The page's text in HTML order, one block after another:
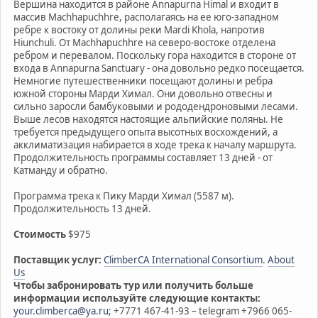
Вершина находится в районе Annapurna Himal и входит в
массив Machhapuchhre, располагаясь на ее юго-западном
ребре к востоку от долины реки Mardi Khola, напротив
Hiunchuli. От Machhapuchhre на северо-востоке отделена
ребром и перевалом. Поскольку гора находится в стороне от
входа в Annapurna Sanctuary - она довольно редко посещается.
Немногие путешественники посещают долины и ребра
южной стороны Марди Химал. Они довольно отвесны и
сильно заросли бамбуковыми и рододендроновыми лесами.
Выше лесов находятся настоящие альпийские поляны. Не
требуется предыдущего опыта высотных восхождений, а
акклиматизация набирается в ходе трека к началу маршрута.
Продолжительность программы составляет 13 дней - от
Катманду и обратно.
Программа трека к Пику Марди Химал (5587 м).
Продолжительность 13 дней.
Стоимость $975
Поставщик услуг: ClimberCA International Consortium. About
Us
Чтобы забронировать тур или получить больше
информации используйте следующие контакты:
your.climberca@ya.ru; +7771 467-41-93 – telegram +7966 065-